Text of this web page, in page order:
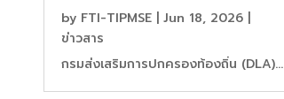
by FTI-TIPMSE |Jun 18, 2026 |
ข่าวสาร
กรมส่งเสริมการปกครองท้องถิ่น (DLA)...